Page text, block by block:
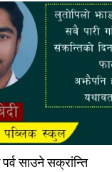
साउने सक्रांन्ति